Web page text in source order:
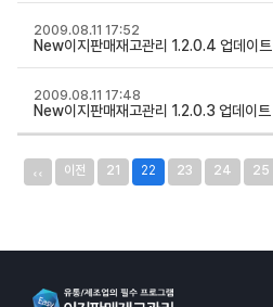
New이지판매재고관리 1.2.0.4 업데이트
2009.08.11 17:52
New이지판매재고관리 1.2.0.3 업데이트
2009.08.11 17:48
‹‹ 이전 21 22 23 24 25